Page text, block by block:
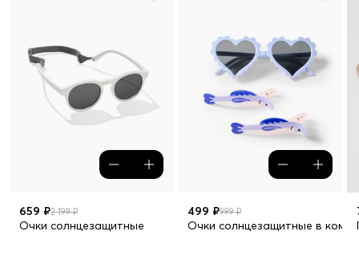
659 ₽2 199 ₽
Очки солнцезащитные
499 ₽999 ₽
Очки солнцезащитные в